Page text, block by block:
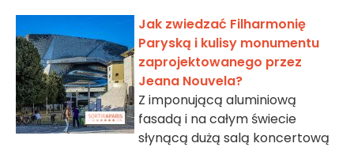
Jak zwiedzać Filharmonię
Paryską i kulisy monumentu
zaprojektowanego przez
Jeana Nouvela?
Z imponującą aluminiową
fasadą i na całym świecie
słynącą dużą salą koncertową